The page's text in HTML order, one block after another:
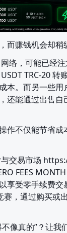
而赚钱机会却稍
络，可能已经
TRC-20 转
本。而另一些用
还能通过出售
作不仅能节省成
与交易市场
FEES MONTH
享受零手续费交
赛，通过购买或
像真的”？让我